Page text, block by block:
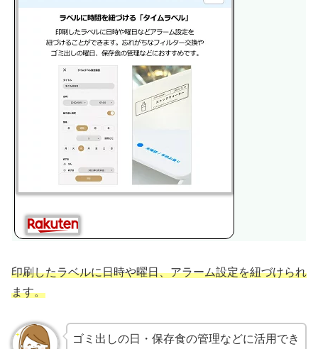
印刷したラベルに日時や曜日、アラーム設定を紐づけられ
ます。
ゴミ出しの日・保存食の管理などに活用でき